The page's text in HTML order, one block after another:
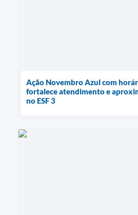
Ação Novembro Azul com
fortalece atendimento e
no ESF 3